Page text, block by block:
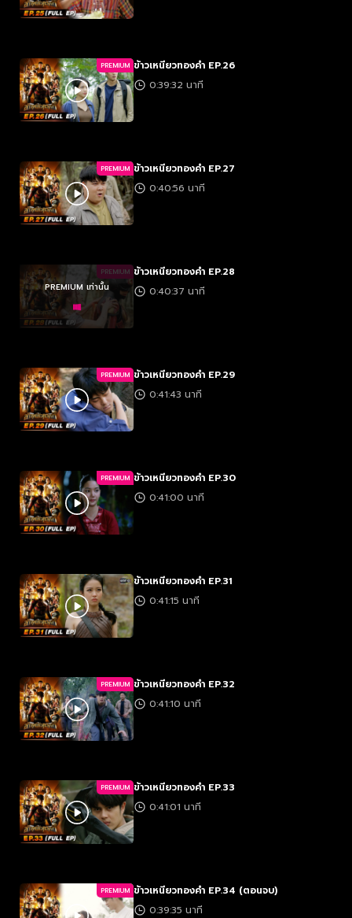
PREMIUM ข้าวเหนียวทองคำ EP.26
0:39:32 นาที
PREMIUM ข้าวเหนียวทองคำ EP.27
0:40:56 นาที
PREMIUM
PREMIUM เท่านั้น
ข้าวเหนียวทองคำ EP.28
0:40:37 นาที
PREMIUM ข้าวเหนียวทองคำ EP.29
0:41:43 นาที
PREMIUM ข้าวเหนียวทองคำ EP.30
0:41:00 นาที
ข้าวเหนียวทองคำ EP.31
0:41:15 นาที
PREMIUM ข้าวเหนียวทองคำ EP.32
0:41:10 นาที
PREMIUM ข้าวเหนียวทองคำ EP.33
0:41:01 นาที
PREMIUM ข้าวเหนียวทองคำ EP.34 (ตอนจบ)
0:39:35 นาที